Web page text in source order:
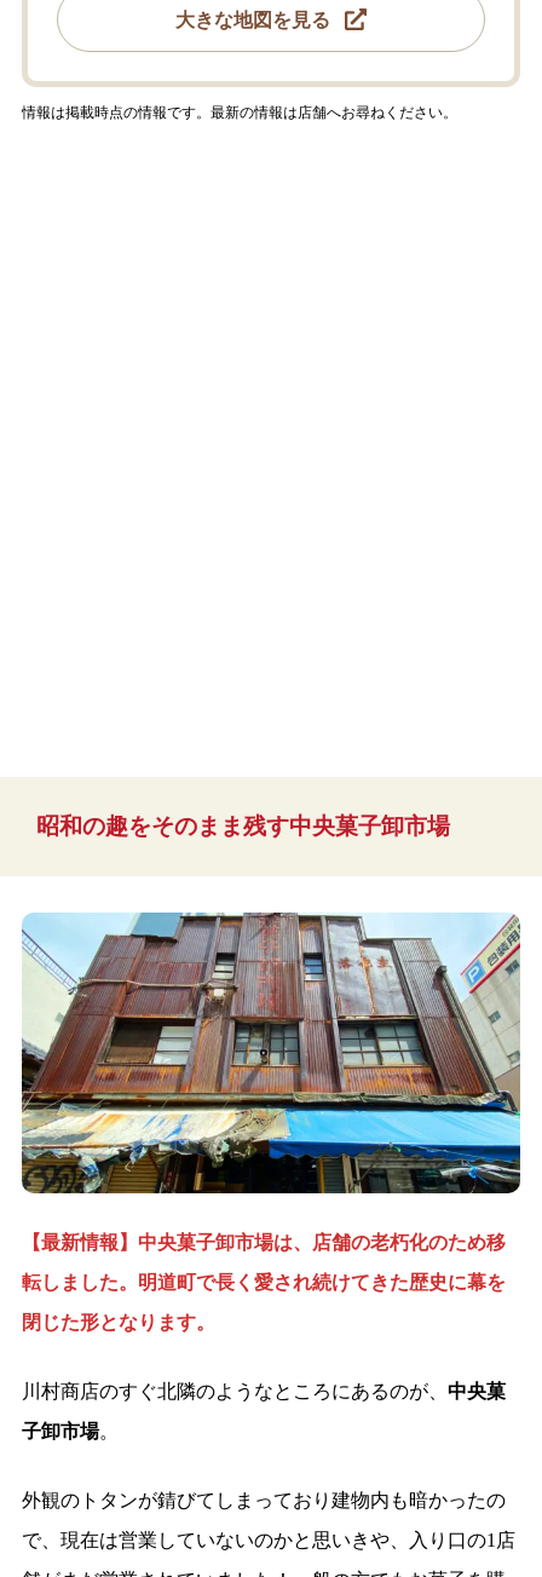
大きな地図を見る
情報は掲載時点の情報です。最新の情報は店舗へお尋ねください。
昭和の趣をそのまま残す中央菓子卸市場
【最新情報】中央菓子卸市場は、店舗の老朽化のため移
転しました。明道町で長く愛され続けてきた歴史に幕を
閉じた形となります。
川村商店のすぐ北隣のようなところにあるのが、 中央菓
子卸市場。
外観のトタンが錆びてしまっており建物内も暗かったの
で、現在は営業していないのかと思いきや、入り口の1店